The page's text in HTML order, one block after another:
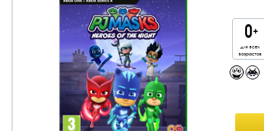
для всех
возрастов